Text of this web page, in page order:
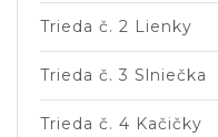
Trieda č. 2 Lienky
Trieda č. 3 Slniečka
Trieda č. 4 Kačičky